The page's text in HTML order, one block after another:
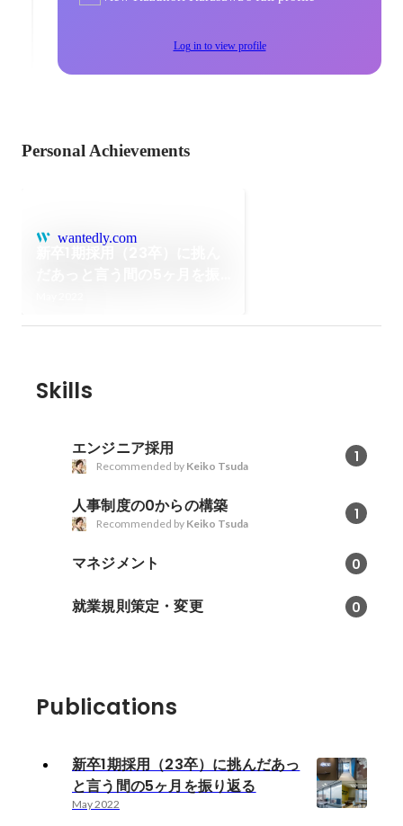
Log in to view profile
Personal Achievements
wantedly.com
Skills
エンジニア採用 1
Recommended by Keiko Tsuda
人事制度の0からの構築 1
Recommended by Keiko Tsuda
マネジメント 0
就業規則策定・変更 0
Publications
新卒1期採用（23卒）に挑んだあっ
と言う間の5ヶ月を振り返る
May 2022